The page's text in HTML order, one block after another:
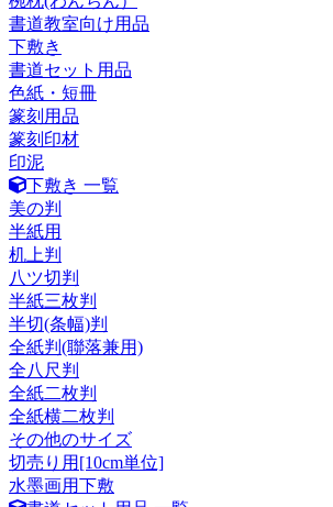
書道教室向け用品
下敷き
書道セット用品
色紙・短冊
篆刻用品
篆刻印材
印泥
下敷き 一覧
美の判
半紙用
机上判
八ツ切判
半紙三枚判
半切(条幅)判
全紙判(聯落兼用)
全八尺判
全紙二枚判
全紙横二枚判
その他のサイズ
切売り用[10cm単位]
水墨画用下敷